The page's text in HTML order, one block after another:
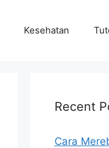
Kesehatan
Recent
Cara